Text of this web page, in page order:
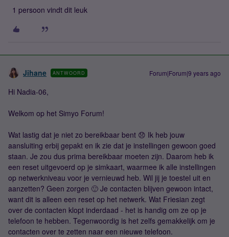
1 persoon vindt dit leuk
Jihane ANTWOORD Forum|Forum|9 years ago
Hi Nadia-06,
Welkom op het Simyo Forum!
Wat lastig dat je niet zo bereikbaar bent 😞 Ik heb jouw
aansluiting erbij gepakt en ik zie dat je instellingen gewoon goed
staan. Je zou dus prima bereikbaar moeten zijn. Daarom heb ik
een reset uitgevoerd op je simkaart, waarmee ik alle instellingen
op netwerkniveau voor je vernieuwd heb. Wil jij je toestel uit en
aanzetten? Geen zorgen 🙂 Je contacten blijven gewoon intact,
want dit is alleen een reset op het netwerk. Wat Friesian zegt
over de contacten klopt inderdaad - het is handig om ze op je
telefoon te hebben. Tegenwoordig is het zelfs gemakkelijk om je
contacten over te zetten naar een nieuwe telefoon.